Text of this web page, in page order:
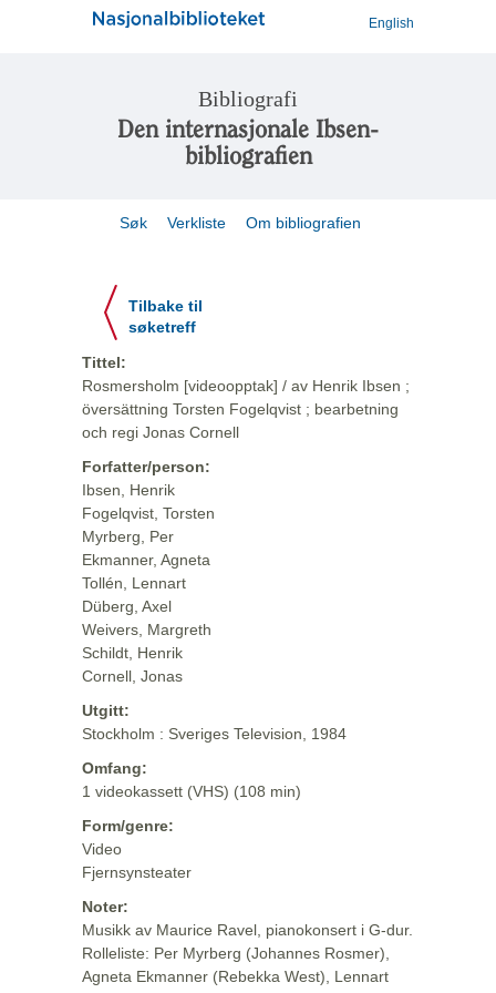
English
Bibliografi
Den internasjonale Ibsen-
bibliografien
Søk Verkliste Om bibliografien
Tilbake til
søketreff
Tittel:
Rosmersholm [videoopptak] / av Henrik Ibsen ;
översättning Torsten Fogelqvist ; bearbetning
och regi Jonas Cornell
Forfatter/person:
Ibsen, Henrik
Fogelqvist, Torsten
Myrberg, Per
Ekmanner, Agneta
Tollén, Lennart
Düberg, Axel
Weivers, Margreth
Schildt, Henrik
Cornell, Jonas
Utgitt:
Stockholm : Sveriges Television, 1984
Omfang:
1 videokassett (VHS) (108 min)
Form/genre:
Video
Fjernsynsteater
Noter:
Musikk av Maurice Ravel, pianokonsert i G-dur.
Rolleliste: Per Myrberg (Johannes Rosmer),
Agneta Ekmanner (Rebekka West), Lennart